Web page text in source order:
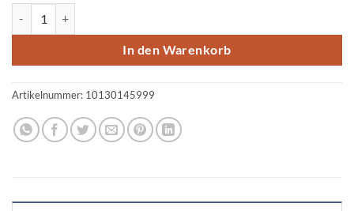
In den Warenkorb
Artikelnummer: 10130145999